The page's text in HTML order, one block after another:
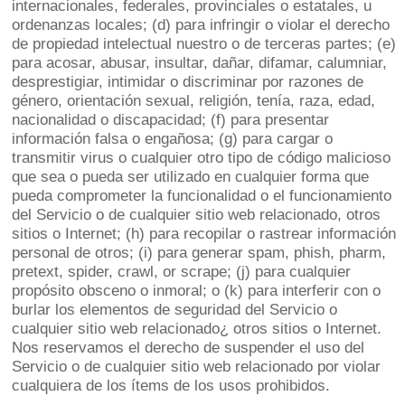
internacionales, federales, provinciales o estatales, u
ordenanzas locales; (d) para infringir o violar el derecho
de propiedad intelectual nuestro o de terceras partes; (e)
para acosar, abusar, insultar, dañar, difamar, calumniar,
desprestigiar, intimidar o discriminar por razones de
género, orientación sexual, religión, tenía, raza, edad,
nacionalidad o discapacidad; (f) para presentar
información falsa o engañosa; (g) para cargar o
transmitir virus o cualquier otro tipo de código malicioso
que sea o pueda ser utilizado en cualquier forma que
pueda comprometer la funcionalidad o el funcionamiento
del Servicio o de cualquier sitio web relacionado, otros
sitios o Internet; (h) para recopilar o rastrear información
personal de otros; (i) para generar spam, phish, pharm,
pretext, spider, crawl, or scrape; (j) para cualquier
propósito obsceno o inmoral; o (k) para interferir con o
burlar los elementos de seguridad del Servicio o
cualquier sitio web relacionado¿ otros sitios o Internet.
Nos reservamos el derecho de suspender el uso del
Servicio o de cualquier sitio web relacionado por violar
cualquiera de los ítems de los usos prohibidos.